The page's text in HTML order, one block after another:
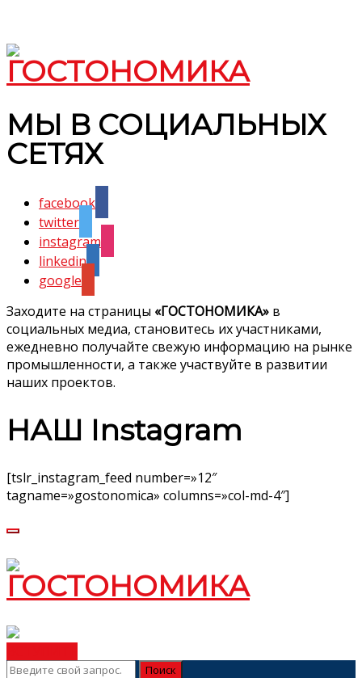
МЫ В СОЦИАЛЬНЫХ
СЕТЯХ
facebook
twitter
instagram
linkedin
google
Заходите на страницы «ГОСТОНОМИКА» в
социальных медиа, становитесь их участниками,
ежедневно получайте свежую информацию на рынке
промышленности, а также участвуйте в развитии
наших проектов.
НАШ Instagram
[tslr_instagram_feed number=»12″
tagname=»gostonomica» columns=»col-md-4″]